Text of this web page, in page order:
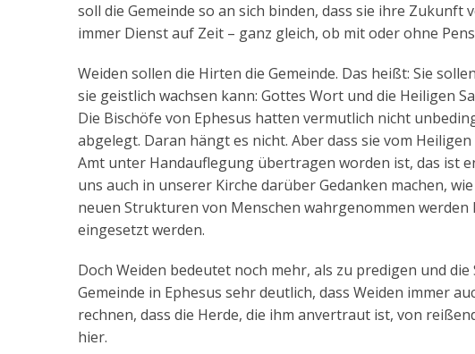
soll die Gemeinde so an sich binden, dass sie ihre
immer Dienst auf Zeit – ganz gleich, ob mit oder ohne
Weiden sollen die Hirten die Gemeinde. Das heißt: Sie
sie geistlich wachsen kann: Gottes Wort und die Heiligen
Die Bischöfe von Ephesus hatten vermutlich nicht
abgelegt. Daran hängt es nicht. Aber dass sie vom
Amt unter Handauflegung übertragen worden ist, das ist
uns auch in unserer Kirche darüber Gedanken machen,
neuen Strukturen von Menschen wahrgenommen
eingesetzt werden.
Doch Weiden bedeutet noch mehr, als zu predigen und
Gemeinde in Ephesus sehr deutlich, dass Weiden immer
rechnen, dass die Herde, die ihm anvertraut ist, von
hier.